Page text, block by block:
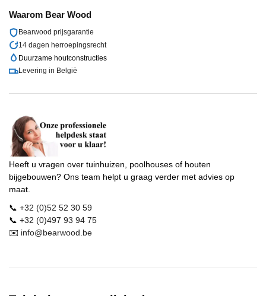
Waarom Bear Wood
Bearwood prijsgarantie
14 dagen herroepingsrecht
Duurzame houtconstructies
Levering in België
Heeft u vragen over tuinhuizen, poolhouses of houten
bijgebouwen? Ons team helpt u graag verder met advies op
maat.
📞 +32 (0)52 52 30 59
📞 +32 (0)497 93 94 75
✉️ info@bearwood.be